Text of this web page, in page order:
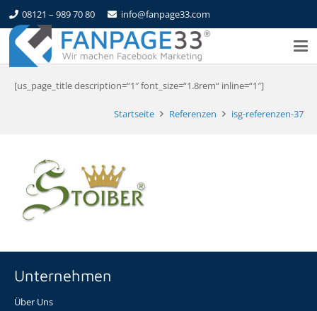
08121 – 989 70 80 info@fanpage33.com
[us_page_title description=“1″ font_size=“1.8rem“ inline=“1″]
Startseite Referenzen isg-referenzen-37
Unternehmen
Über Uns